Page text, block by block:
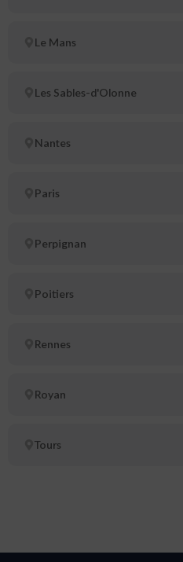
Le Mans
Les Sables-d'Olonne
Nantes
Paris
Perpignan
Poitiers
Rennes
Royan
Tours